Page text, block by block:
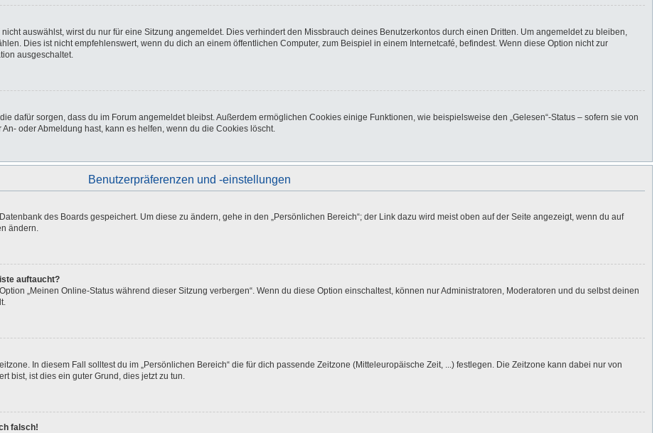
auswählst, wirst du nur für eine Sitzung angemeldet. Dies verhindert den Missbrauch deines Benutzerkontos durch einen Dritten. Um angemeldet zu bleiben,
Dies ist nicht empfehlenswert, wenn du dich an einem öffentlichen Computer, zum Beispiel in einem Internetcafé, befindest. Wenn diese Option nicht zur
ausgeschaltet.
dafür sorgen, dass du im Forum angemeldet bleibst. Außerdem ermöglichen Cookies einige Funktionen, wie beispielsweise den „Gelesen“-Status – sofern sie von
oder Abmeldung hast, kann es helfen, wenn du die Cookies löscht.
Benutzerpräferenzen und -einstellungen
des Boards gespeichert. Um diese zu ändern, gehe in den „Persönlichen Bereich“; der Link dazu wird meist oben auf der Seite angezeigt, wenn du auf
ändern.
auftaucht?
„Meinen Online-Status während dieser Sitzung verbergen“. Wenn du diese Option einschaltest, können nur Administratoren, Moderatoren und du selbst deinen
In diesem Fall solltest du im „Persönlichen Bereich“ die für dich passende Zeitzone (Mitteleuropäische Zeit, ...) festlegen. Die Zeitzone kann dabei nur von
bist, ist dies ein guter Grund, dies jetzt zu tun.
falsch!